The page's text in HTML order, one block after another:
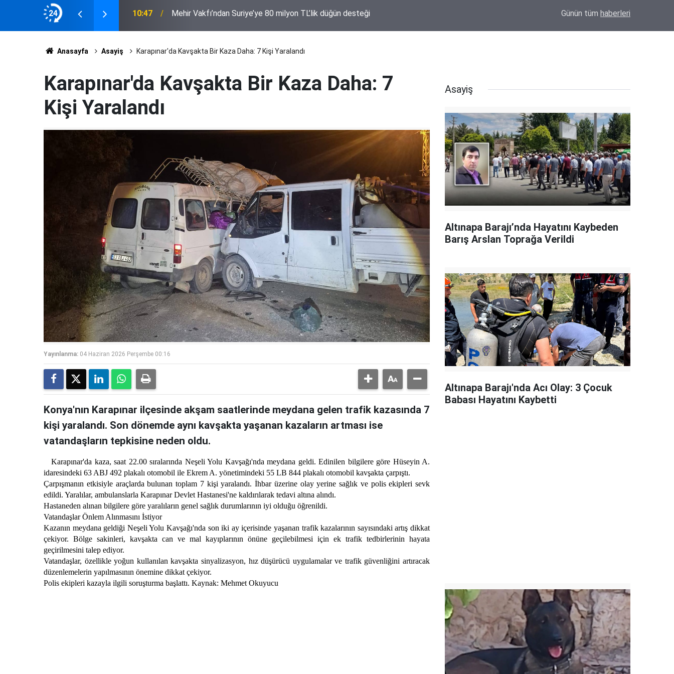
24 10:47 Mehir Vakfı’ndan Suriye’ye 80 milyon TL’lik düğün desteği Uzmanlardan Kumar Bağımlılığı Uyarısı:
Günün tüm haberleri
Anasayfa Asayiş Karapınar'da Kavşakta Bir Kaza Daha: 7 Kişi Yaralandı
Karapınar'da Kavşakta Bir Kaza Daha: 7
Kişi Yaralandı
Yayınlanma: 04 Haziran 2026 Perşembe 00:16
Konya'nın Karapınar ilçesinde akşam saatlerinde meydana gelen trafik kazasında 7
kişi yaralandı. Son dönemde aynı kavşakta yaşanan kazaların artması ise
vatandaşların tepkisine neden oldu.
Karapınar'da kaza, saat 22.00 sıralarında Neşeli Yolu Kavşağı'nda meydana geldi. Edinilen bilgilere göre Hüseyin A.
idaresindeki 63 ABJ 492 plakalı otomobil ile Ekrem A. yönetimindeki 55 LB 844 plakalı otomobil kavşakta çarpıştı.
Çarpışmanın etkisiyle araçlarda bulunan toplam 7 kişi yaralandı. İhbar üzerine olay yerine sağlık ve polis ekipleri sevk
edildi. Yaralılar, ambulanslarla Karapınar Devlet Hastanesi'ne kaldırılarak tedavi altına alındı.
Hastaneden alınan bilgilere göre yaralıların genel sağlık durumlarının iyi olduğu öğrenildi.
Vatandaşlar Önlem Alınmasını İstiyor
Kazanın meydana geldiği Neşeli Yolu Kavşağı'nda son iki ay içerisinde yaşanan trafik kazalarının sayısındaki artış dikkat
çekiyor. Bölge sakinleri, kavşakta can ve mal kayıplarının önüne geçilebilmesi için ek trafik tedbirlerinin hayata
geçirilmesini talep ediyor.
Vatandaşlar, özellikle yoğun kullanılan kavşakta sinyalizasyon, hız düşürücü uygulamalar ve trafik güvenliğini artıracak
düzenlemelerin yapılmasının önemine dikkat çekiyor.
Polis ekipleri kazayla ilgili soruşturma başlattı. Kaynak: Mehmet Okuyucu
Asayiş
Altınapa Barajı’nda Hayatını Kaybeden
Barış Arslan Toprağa Verildi
Altınapa Barajı'nda Acı Olay: 3 Çocuk
Babası Hayatını Kaybetti